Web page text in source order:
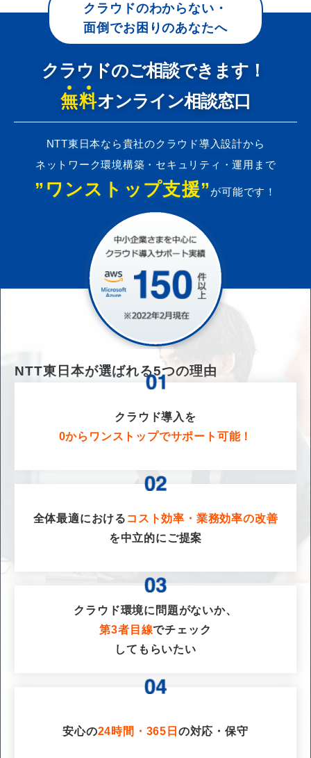
クラウドのわからない・
面倒でお困りのあなたへ
クラウドのご相談できます！
無料オンライン相談窓口
NTT東日本なら貴社のクラウド導入設計から
ネットワーク環境構築・セキュリティ・運用まで
”ワンストップ支援” が可能です！
NTT東日本が選ばれる5つの理由
クラウド導入を
0からワンストップでサポート可能！
全体最適における コスト効率・業務効率の改善
を中立的にご提案
クラウド環境に問題がないか、
第3者目線でチェック
してもらいたい
安心の24時間・365日 の対応・保守